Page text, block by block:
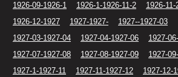
1926-09-1926-1
1926-1-1926-11-2
1926-
1926-12-1927
1927-1927-
1927--1927-03
1927-03-1927-04
1927-04-1927-06
1927-
1927-07-1927-08
1927-08-1927-09
1927-
1927-1-1927-11
1927-11-1927-12 1927-12-